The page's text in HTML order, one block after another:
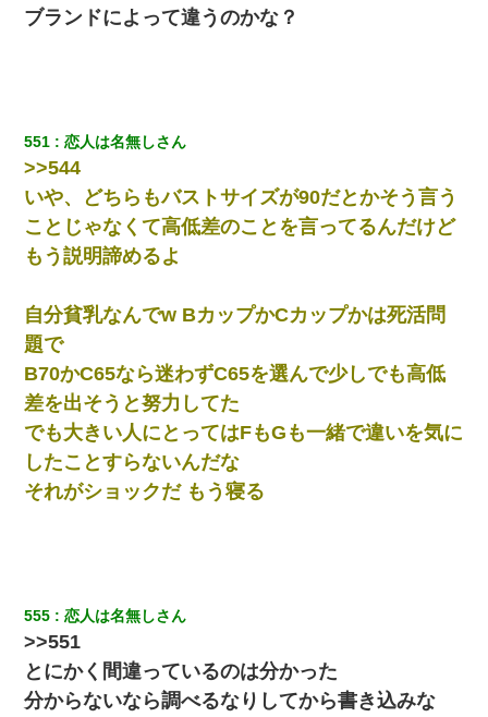
ブランドによって違うのかな？
551 恋人は名無しさん
>>544
いや、どちらもバストサイズが90だとかそう言う
ことじゃなくて高低差のことを言ってるんだけど
もう説明諦めるよ
自分貧乳なんでw BカップかCカップかは死活問
題で
B70かC65なら迷わずC65を選んで少しでも高低
差を出そうと努力してた
でも大きい人にとってはFもGも一緒で違いを気に
したことすらないんだな
それがショックだ もう寝る
555 恋人は名無しさん
>>551
とにかく間違っているのは分かった
分からないなら調べるなりしてから書き込みな